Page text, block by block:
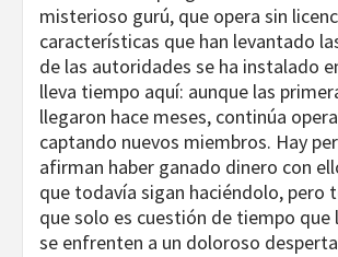
misterioso gurú, que opera sin
características que han levantado
de las autoridades se ha instalado
lleva tiempo aquí: aunque las
llegaron hace meses, continúa
captando nuevos miembros. Hay
afirman haber ganado dinero con
que todavía sigan haciéndolo, pero
que solo es cuestión de tiempo que
se enfrenten a un doloroso